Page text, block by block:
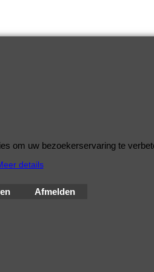
sinds 1998
om uw bezoekerservaring te
details
Afmelden